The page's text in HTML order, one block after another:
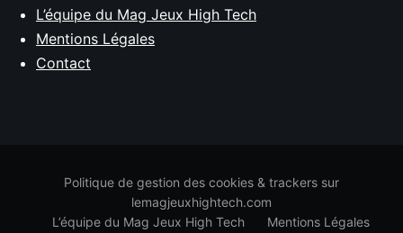
L’équipe du Mag Jeux High Tech
Mentions Légales
Contact
Politique de gestion des cookies & trackers sur
lemagjeuxhightech.com
L’équipe du Mag Jeux High Tech
Mentions Légales